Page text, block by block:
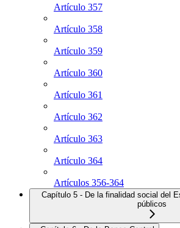
Artículo 357
Artículo 358
Artículo 359
Artículo 360
Artículo 361
Artículo 362
Artículo 363
Artículo 364
Artículos 356-364
Capítulo 5 - De la finalidad social del
públicos